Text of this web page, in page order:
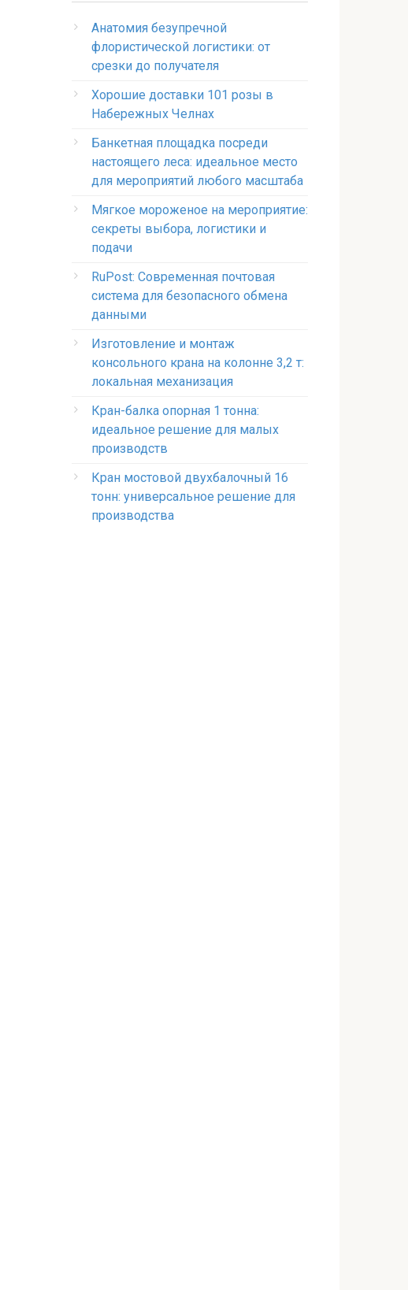
Анатомия безупречной
флористической логистики: от
срезки до получателя
Хорошие доставки 101 розы в
Набережных Челнах
Банкетная площадка посреди
настоящего леса: идеальное место
для мероприятий любого масштаба
Мягкое мороженое на мероприятие:
секреты выбора, логистики и
подачи
RuPost: Современная почтовая
система для безопасного обмена
данными
Изготовление и монтаж
консольного крана на колонне 3,2 т:
локальная механизация
Кран-балка опорная 1 тонна:
идеальное решение для малых
производств
Кран мостовой двухбалочный 16
тонн: универсальное решение для
производства